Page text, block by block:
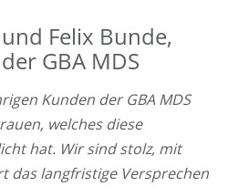
Felix Bunde,
GBA MDS
Kunden der GBA MDS
welches diese
hat. Wir sind stolz, mit
das langfristige Versprechen